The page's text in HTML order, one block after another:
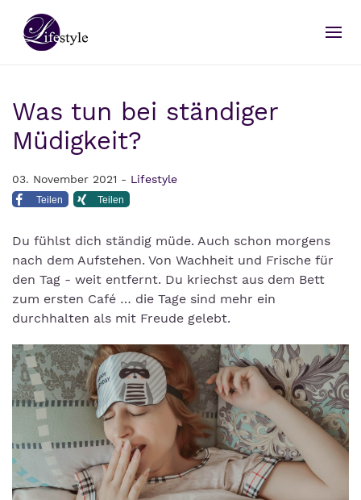
Was tun bei ständiger
Müdigkeit?
03. November 2021 - Lifestyle
Teilen Teilen
Du fühlst dich ständig müde. Auch schon morgens
nach dem Aufstehen. Von Wachheit und Frische für
den Tag - weit entfernt. Du kriechst aus dem Bett
zum ersten Café … die Tage sind mehr ein
durchhalten als mit Freude gelebt.